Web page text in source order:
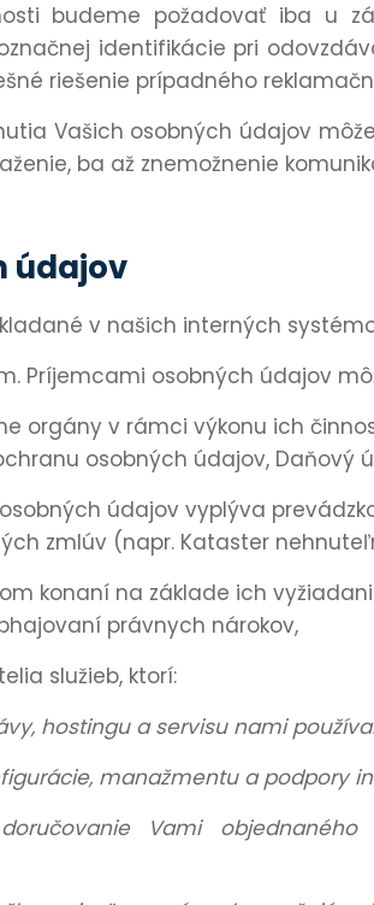
budeme požadovať iba u
identifikácie pri
riešenie prípadného
Vašich osobných údajov
ba až znemožnenie
údajov
v našich interných
Príjemcami osobných údajov
orgány v rámci výkonu ich
osobných údajov, Daňový
údajov vyplýva
zmlúv (napr. Kataster
konaní na základe ich
právnych nárokov,
služieb, ktorí:
hostingu a servisu nami
manažmentu a podpory
Vami